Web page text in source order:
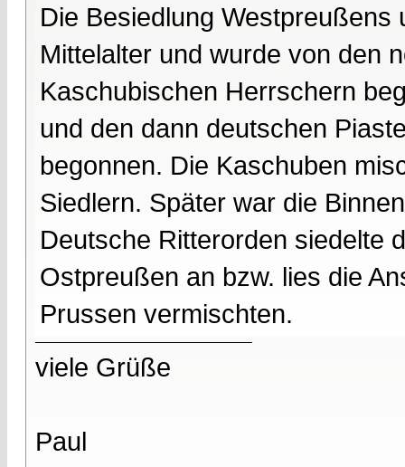
Die Besiedlung
Mittelalter und wurde von den
Kaschubischen Herrschern
und den dann deutschen
begonnen. Die Kaschuben
Siedlern. Später war die
Deutsche Ritterorden siedelte
Ostpreußen an bzw. lies die
Prussen vermischten.
viele Grüße
Paul